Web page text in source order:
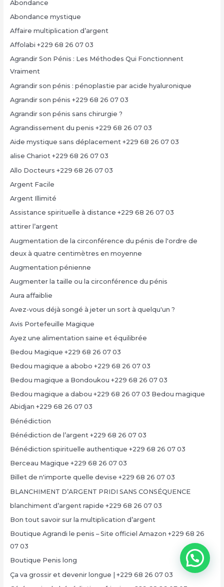
Abondance
Abondance mystique
Affaire multiplication d’argent
Affolabi +229 68 26 07 03
Agrandir Son Pénis : Les Méthodes Qui Fonctionnent
Vraiment
Agrandir son pénis : pénoplastie par acide hyaluronique
Agrandir son pénis +229 68 26 07 03
Agrandir son pénis sans chirurgie ?
Agrandissement du penis +229 68 26 07 03
Aide mystique sans déplacement +229 68 26 07 03
alise Chariot +229 68 26 07 03
Allo Docteurs +229 68 26 07 03
Argent Facile
Argent Illimité
Assistance spirituelle à distance +229 68 26 07 03
attirer l’argent
Augmentation de la circonférence du pénis de l'ordre de
deux à quatre centimètres en moyenne
Augmentation pénienne
Augmenter la taille ou la circonférence du pénis
Aura affaiblie
Avez-vous déjà songé à jeter un sort à quelqu'un ?
Avis Portefeuille Magique
Ayez une alimentation saine et équilibrée
Bedou Magique +229 68 26 07 03
Bedou magique a abobo +229 68 26 07 03
Bedou magique a Bondoukou +229 68 26 07 03
Bedou magique a dabou +229 68 26 07 03 Bedou magique
Abidjan +229 68 26 07 03
Bénédiction
Bénédiction de l’argent +229 68 26 07 03
Bénédiction spirituelle authentique +229 68 26 07 03
Berceau Magique +229 68 26 07 03
Billet de n'importe quelle devise +229 68 26 07 03
BLANCHIMENT D’ARGENT PRIDI SANS CONSÉQUENCE
blanchiment d’argent rapide +229 68 26 07 03
Bon tout savoir sur la multiplication d’argent
Boutique Agrandi le penis – Site officiel Amazon +229 68 26
07 03
Boutique Penis long
Ça va grossir et devenir longue | +229 68 26 07 03